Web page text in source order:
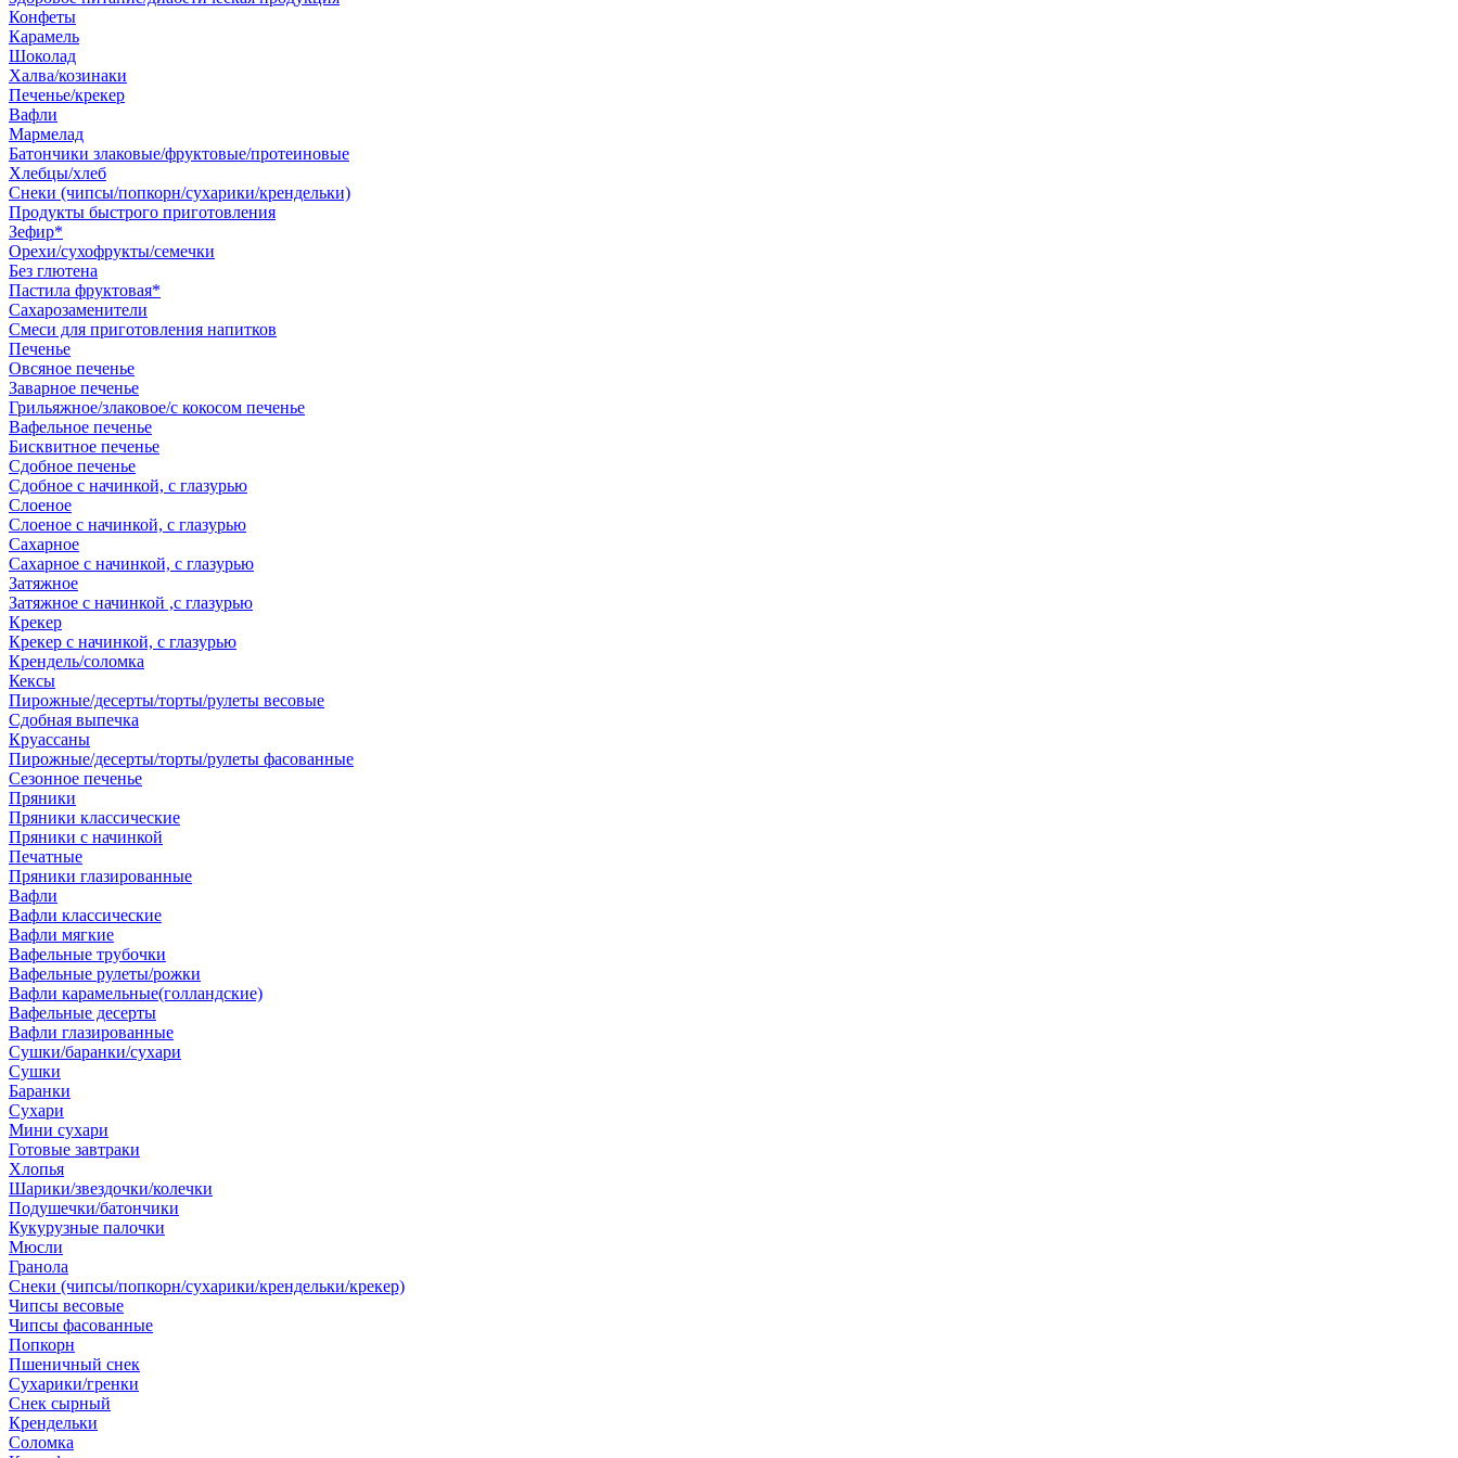
Конфеты
Карамель
Шоколад
Халва/козинаки
Печенье/крекер
Вафли
Мармелад
Батончики злаковые/фруктовые/протеиновые
Хлебцы/хлеб
Снеки (чипсы/попкорн/сухарики/крендельки)
Продукты быстрого приготовления
Зефир*
Орехи/сухофрукты/семечки
Без глютена
Пастила фруктовая*
Сахарозаменители
Смеси для приготовления напитков
Печенье
Овсяное печенье
Заварное печенье
Грильяжное/злаковое/с кокосом печенье
Вафельное печенье
Бисквитное печенье
Сдобное печенье
Сдобное с начинкой, с глазурью
Слоеное
Слоеное с начинкой, с глазурью
Сахарное
Сахарное с начинкой, с глазурью
Затяжное
Затяжное с начинкой ,с глазурью
Крекер
Крекер с начинкой, с глазурью
Крендель/соломка
Кексы
Пирожные/десерты/торты/рулеты весовые
Сдобная выпечка
Круассаны
Пирожные/десерты/торты/рулеты фасованные
Сезонное печенье
Пряники
Пряники классические
Пряники с начинкой
Печатные
Пряники глазированные
Вафли
Вафли классические
Вафли мягкие
Вафельные трубочки
Вафельные рулеты/рожки
Вафли карамельные(голландские)
Вафельные десерты
Вафли глазированные
Сушки/баранки/сухари
Сушки
Баранки
Сухари
Мини сухари
Готовые завтраки
Хлопья
Шарики/звездочки/колечки
Подушечки/батончики
Кукурузные палочки
Мюсли
Гранола
Снеки (чипсы/попкорн/сухарики/крендельки/крекер)
Чипсы весовые
Чипсы фасованные
Попкорн
Пшеничный снек
Сухарики/гренки
Снек сырный
Крендельки
Соломка